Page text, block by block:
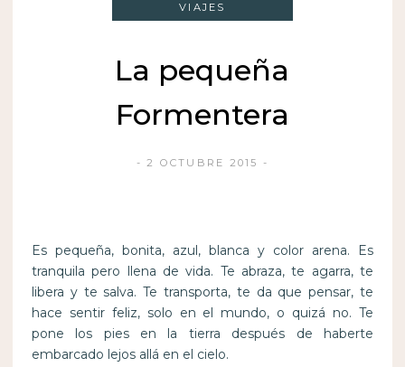
VIAJES
La pequeña
Formentera
2 OCTUBRE 2015
Es pequeña, bonita, azul, blanca y color arena. Es
tranquila pero llena de vida. Te abraza, te agarra, te
libera y te salva. Te transporta, te da que pensar, te
hace sentir feliz, solo en el mundo, o quizá no. Te
pone los pies en la tierra después de haberte
embarcado lejos allá en el cielo.